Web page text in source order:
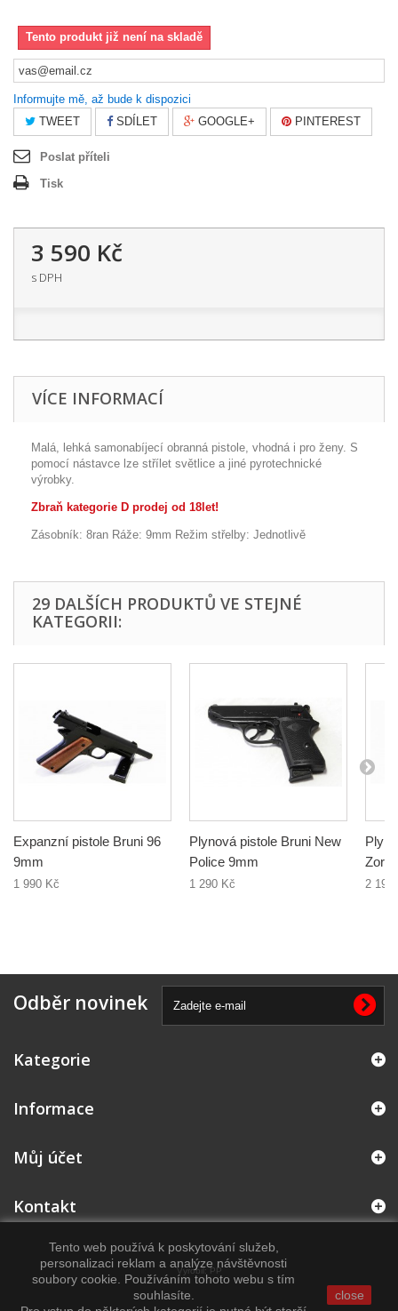
Tento produkt již není na skladě
Informujte mě, až bude k dispozici
TWEET
SDÍLET GOOGLE+ PINTEREST
Poslat příteli
Tisk
3 590 Kč
s DPH
VÍCE INFORMACÍ
Malá, lehká samonabíjecí obranná pistole, vhodná i pro ženy. S
pomocí nástavce lze střílet světlice a jiné pyrotechnické
výrobky.
Zbraň kategorie D prodej od 18let!
Zásobník: 8ran Ráže: 9mm Režim střelby: Jednotlivě
29 DALŠÍCH PRODUKTŮ VE STEJNÉ
KATEGORII:
Expanzní pistole Bruni 96
9mm
1 990 Kč
Plynová pistole Bruni New
Police 9mm
1 290 Kč 2 190
Odběr novinek
Kategorie
Informace
Můj účet
Kontakt
Tento web používá k poskytování služeb,
personalizaci reklam a analýze návštěvnosti
soubory cookie. Používáním tohoto webu s tím
souhlasíte.
close
Vyrobil:PP